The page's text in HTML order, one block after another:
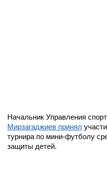
Начальник Управления
Мирзагаджиев принял
турнира по мини-футболу
защиты детей.